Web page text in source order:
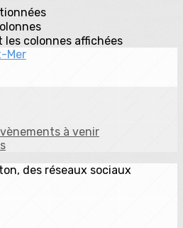
colonnes affichées
à venir
des réseaux sociaux